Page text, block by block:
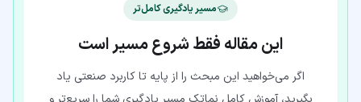
مسیر یادگیری کامل‌تر
این مقاله فقط شروع مسیر است
اگر می‌خواهید این مبحث را از پایه تا کاربرد صنعتی یاد